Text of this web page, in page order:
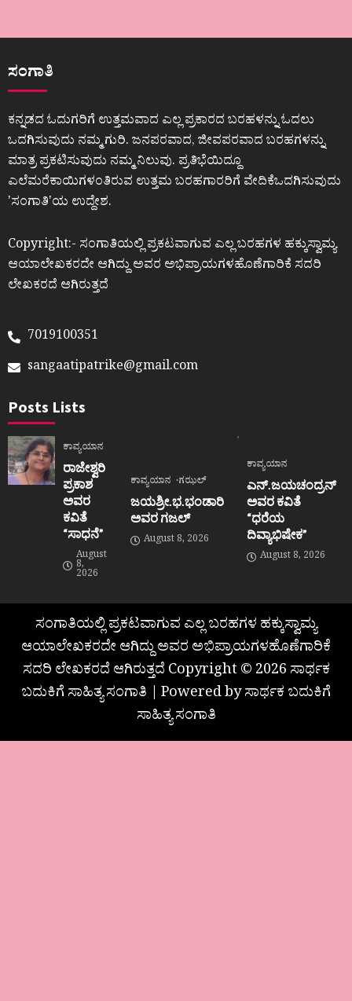
ಸಂಗಾತಿ
ಕನ್ನಡದ ಓದುಗರಿಗೆ ಉತ್ತಮವಾದ ಎಲ್ಲ ಪ್ರಕಾರದ ಬರಹಳನ್ನು ಓದಲು
ಒದಗಿಸುವುದು ನಮ್ಮ ಗುರಿ. ಜನಪರವಾದ, ಜೀವಪರವಾದ ಬರಹಗಳನ್ನು
ಮಾತ್ರ ಪ್ರಕಟಿಸುವುದು ನಮ್ಮ ನಿಲುವು. ಪ್ರತಿಭೆಯಿದ್ದೂ
ಎಲೆಮರೆಕಾಯಿಗಳಂತಿರುವ ಉತ್ತಮ ಬರಹಗಾರರಿಗೆ ವೇದಿಕೆಒದಗಿಸುವುದು
ʼಸಂಗಾತಿʼಯ ಉದ್ದೇಶ.
Copyright:- ಸಂಗಾತಿಯಲ್ಲಿ ಪ್ರಕಟವಾಗುವ ಎಲ್ಲ ಬರಹಗಳ ಹಕ್ಕುಸ್ವಾಮ್ಯ
ಆಯಾಲೇಖಕರದೇ ಆಗಿದ್ದು ಅವರ ಅಭಿಪ್ರಾಯಗಳಹೊಣೆಗಾರಿಕೆ ಸದರಿ
ಲೇಖಕರದೆ ಆಗಿರುತ್ತದೆ
7019100351
sangaatipatrike@gmail.com
Posts Lists
ಕಾವ್ಯಯಾನ
ರಾಜೇಶ್ವರಿ
ಪ್ರಕಾಶ
ಅವರ
ಕವಿತೆ
“ಸಾಧನೆ”
August
8,
2026
ಕಾವ್ಯಯಾನ ಗಝಲ್
ಜಯಶ್ರೀ.ಭ.ಭಂಡಾರಿ
ಅವರ ಗಜಲ್
August 8, 2026
ಕಾವ್ಯಯಾನ
ಎನ್.ಜಯಚಂದ್ರನ್
ಅವರ ಕವಿತೆ
“ಧರೆಯ
ದಿವ್ಯಾಭಿಷೇಕ”
August 8, 2026
ಸಂಗಾತಿಯಲ್ಲಿ ಪ್ರಕಟವಾಗುವ ಎಲ್ಲ ಬರಹಗಳ ಹಕ್ಕುಸ್ವಾಮ್ಯ
ಆಯಾಲೇಖಕರದೇ ಆಗಿದ್ದು ಅವರ ಅಭಿಪ್ರಾಯಗಳಹೊಣೆಗಾರಿಕೆ
ಸದರಿ ಲೇಖಕರದೆ ಆಗಿರುತ್ತದೆ Copyright © 2026 ಸಾರ್ಥಕ
ಬದುಕಿಗೆ ಸಾಹಿತ್ಯ ಸಂಗಾತಿ | Powered by ಸಾರ್ಥಕ ಬದುಕಿಗೆ
ಸಾಹಿತ್ಯ ಸಂಗಾತಿ